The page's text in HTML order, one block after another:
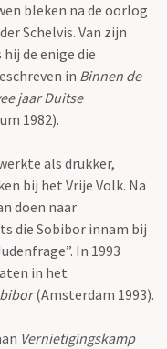
bleken na de oorlog
Schelvis. Van zijn
de enige die
in Binnen de
jaar Duitse
1982).
als drukker,
bij het Vrije Volk. Na
doen naar
die Sobibor innam bij
In 1993
in het
(Amsterdam 1993).
Vernietigingskamp